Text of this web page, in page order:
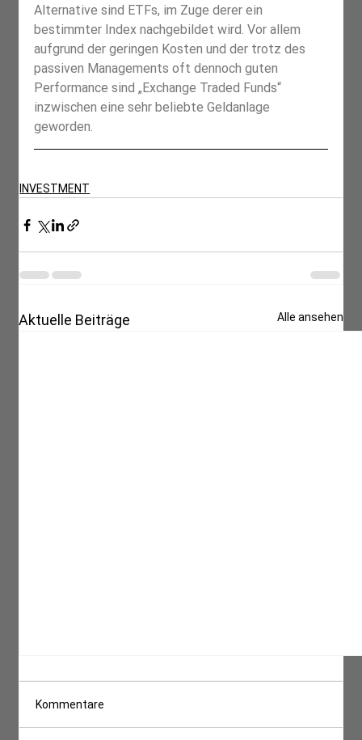
Alternative sind ETFs, im Zuge derer ein
bestimmter Index nachgebildet wird. Vor allem
aufgrund der geringen Kosten und der trotz des
passiven Managements oft dennoch guten
Performance sind „Exchange Traded Funds“
inzwischen eine sehr beliebte Geldanlage
geworden.
INVESTMENT
Aktuelle Beiträge Alle ansehen
Kommentare